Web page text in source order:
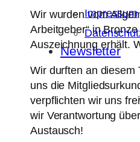
Impressum
Newsletter
Wir wurden vom
Arbeitgeber“ in
Auszeichnung erhält.
Wir durften an diesem
uns die
verpflichten wir uns
wir Verantwortung
Austausch!